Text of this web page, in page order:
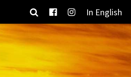
In English